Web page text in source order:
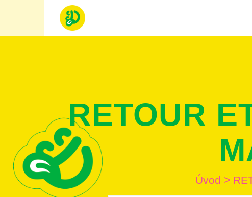
RETOUR
Úvod >